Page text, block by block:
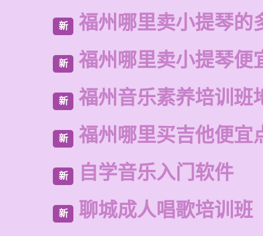
新 福州哪里卖小提琴的
新 福州哪里卖小提琴便
新 福州音乐素养培训班
新 福州哪里买吉他便宜
新 自学音乐入门软件
新 聊城成人唱歌培训班